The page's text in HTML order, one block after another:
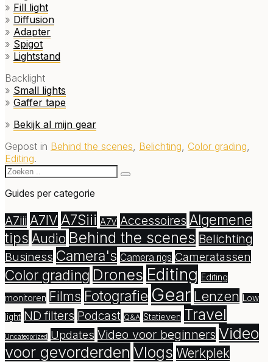
» Fill light
» Diffusion
» Adapter
» Spigot
» Lightstand
Backlight
» Small lights
» Gaffer tape
» Bekijk al mijn gear
Gepost in Behind the scenes Belichting Color grading
Editing.
Guides per categorie
A7iii A7IV A7Siii A7V Accessoires Algemene
tips Audio Behind the scenes Belichting
Business Camera's Camera rigs Cameratassen
Color grading Drones Editing Editing
monitoren Films Fotografie Gear Lenzen
Low
light ND filters Podcast Q&A Statieven Travel
Uncategorized Updates Video voor beginners Video
voor gevorderden Vlogs Werkplek